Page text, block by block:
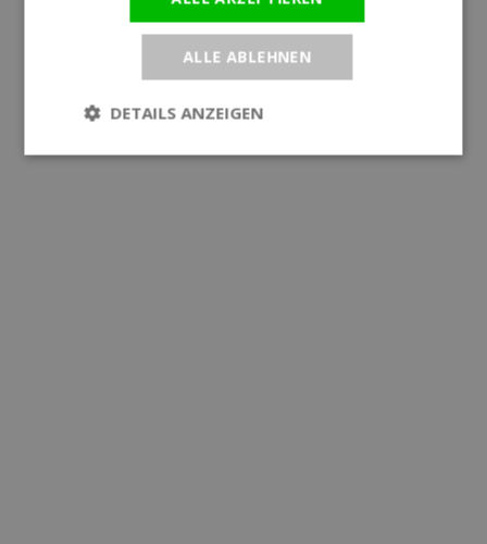
ALLE ABLEHNEN
DETAILS ANZEIGEN